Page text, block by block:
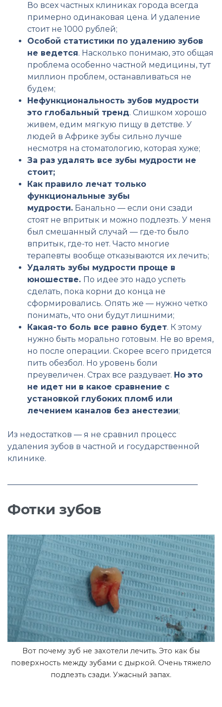
Во всех частных клиниках города всегда
примерно одинаковая цена. И удаление
стоит не 1000 рублей;
Особой статистики по удалению зубов
не ведется. Насколько понимаю, это общая
проблема особенно частной медицины, тут
миллион проблем, останавливаться не
будем;
Нефункциональность зубов мудрости
это глобальный тренд. Слишком хорошо
живем, едим мягкую пищу в детстве. У
людей в Африке зубы сильно лучше
несмотря на стоматологию, которая хуже;
За раз удалять все зубы мудрости не
стоит;
Как правило лечат только
функциональные зубы
мудрости. Банально — если они сзади
стоят не впритык и можно подлезть. У меня
был смешанный случай — где-то было
впритык, где-то нет. Часто многие
терапевты вообще отказываются их лечить;
Удалять зубы мудрости проще в
юношестве. По идее это надо успеть
сделать, пока корни до конца не
сформировались. Опять же — нужно четко
понимать, что они будут лишними;
Какая-то боль все равно будет. К этому
нужно быть морально готовым. Не во время,
но после операции. Скорее всего придется
пить обезбол. Но уровень боли
преувеличен. Страх все раздувает. Но это
не идет ни в какое сравнение с
установкой глубоких пломб или
лечением каналов без анестезии;
Из недостатков — я не сравнил процесс
удаления зубов в частной и государственной
клинике.
Фотки зубов
Вот почему зуб не захотели лечить. Это как бы
поверхность между зубами с дыркой. Очень тяжело
подлезть сзади. Ужасный запах.